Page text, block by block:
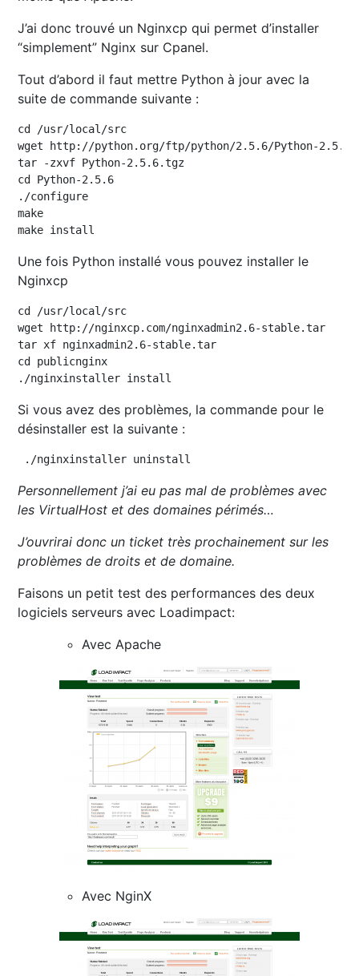
J’ai donc trouvé un Nginxcp qui permet d’installer
“simplement” Nginx sur Cpanel.
Tout d’abord il faut mettre Python à jour avec la
suite de commande suivante :
cd /usr/local/src
wget http://python.org/ftp/python/2.5.6/Python-
tar -zxvf Python-2.5.6.tgz
cd Python-2.5.6
./configure
make
make install
Une fois Python installé vous pouvez installer le
Nginxcp
cd /usr/local/src
wget http://nginxcp.com/nginxadmin2.6-stable.tar
tar xf nginxadmin2.6-stable.tar
cd publicnginx
./nginxinstaller install
Si vous avez des problèmes, la commande pour le
désinstaller est la suivante :
./nginxinstaller uninstall
Personnellement j’ai eu pas mal de problèmesavec
les VirtualHost et des domaines périmés…
J’ouvrirai donc un ticket très prochainement sur les
problèmes de droits et de domaine.
Faisons un petit test des performances des deux
logiciels serveurs avec Loadimpact:
Avec Apache
Avec NginX